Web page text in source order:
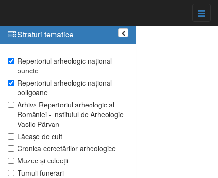
Straturi tematice
Repertoriul arheologic național -
puncte
Repertoriul arheologic național -
poligoane
Arhiva Repertoriul arheologic al
României - Institutul de Arheologie
Vasile Pârvan
Lăcașe de cult
Cronica cercetărilor arheologice
Muzee și colecții
Tumuli funerari